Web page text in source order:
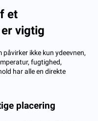
​​et
vigtig
ikke kun ydeevnen,
fugtighed,
har alle en direkte
placering